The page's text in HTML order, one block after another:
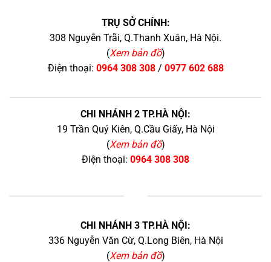
TRỤ SỞ CHÍNH:
308 Nguyễn Trãi, Q.Thanh Xuân, Hà Nội.
(Xem bản đồ)
Điện thoại: 0964 308 308/ 0977 602 688
CHI NHÁNH 2 TP.HÀ NỘI:
19 Trần Quý Kiên, Q.Cầu Giấy, Hà Nội
(Xem bản đồ)
Điện thoại: 0964 308 308
CHI NHÁNH 3 TP.HÀ NỘI:
336 Nguyễn Văn Cừ, Q.Long Biên, Hà Nội
(Xem bản đồ)